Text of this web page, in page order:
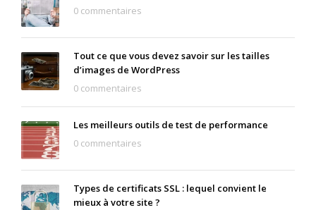
0 commentaires
Tout ce que vous devez savoir sur les tailles
d’images de WordPress
0 commentaires
Les meilleurs outils de test de performance
0 commentaires
Types de certificats SSL : lequel convient le
mieux à votre site ?